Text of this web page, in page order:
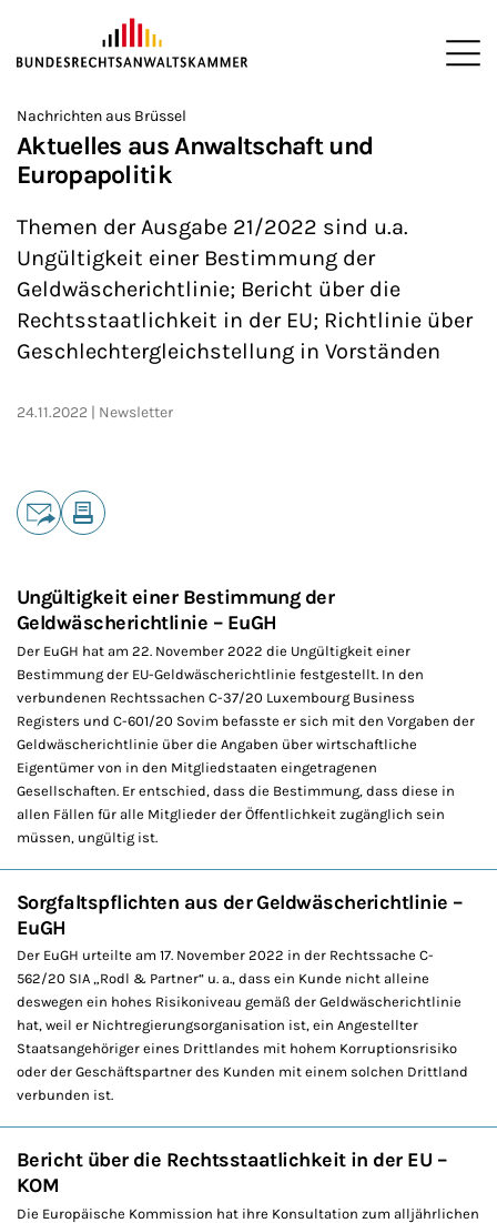
ZUM HAUPTINHALT SPRINGEN
Sie befinden sich hier:
>
Startseite
>
Newsroom
Nachrichten aus Brüssel
Aktuelles aus Anwaltschaft und
Europapolitik
Themen der Ausgabe 21/2022 sind u.a.
Ungültigkeit einer Bestimmung der
Geldwäscherichtlinie; Bericht über die
Rechtsstaatlichkeit in der EU; Richtlinie über
Geschlechtergleichstellung in Vorständen
24.11.2022 Newsletter
Teilen
Ungültigkeit einer Bestimmung der
Geldwäscherichtlinie – EuGH
Der EuGH hat am 22. November 2022 die Ungültigkeit einer
Bestimmung der EU-Geldwäscherichtlinie festgestellt. In den
verbundenen Rechtssachen C-37/20 Luxembourg Business
Registers und C-601/20 Sovim befasste er sich mit den Vorgaben der
Geldwäscherichtlinie über die Angaben über wirtschaftliche
Eigentümer von in den Mitgliedstaaten eingetragenen
Gesellschaften. Er entschied, dass die Bestimmung, dass diese in
allen Fällen für alle Mitglieder der Öffentlichkeit zugänglich sein
müssen, ungültig ist.
Sorgfaltspflichten aus der Geldwäscherichtlinie –
EuGH
Der EuGH urteilte am 17. November 2022 in der Rechtssache C-
562/20 SIA „Rodl & Partner“ u. a., dass ein Kunde nicht alleine
deswegen ein hohes Risikoniveau gemäß der Geldwäscherichtlinie
hat, weil er Nichtregierungsorganisation ist, ein Angestellter
Staatsangehöriger eines Drittlandes mit hohem Korruptionsrisiko
oder der Geschäftspartner des Kunden mit einem solchen Drittland
verbunden ist.
Bericht über die Rechtsstaatlichkeit in der EU –
KOM
Die Europäische Kommission hat ihre Konsultation zum alljährlichen